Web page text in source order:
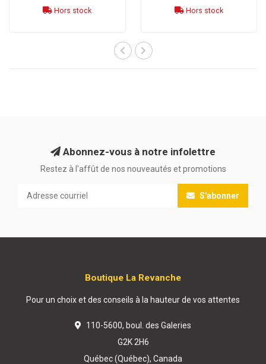
Hors stock Hors stock
Abonnez-vous à notre infolettre
Restez à l'affût de nos nouveautés et promotions
S'abonner
Boutique La Revanche
Pour un choix et des conseils à la hauteur de vos attentes
110-5600, boul. des Galeries
G2K 2H6
Québec (Québec), Canada